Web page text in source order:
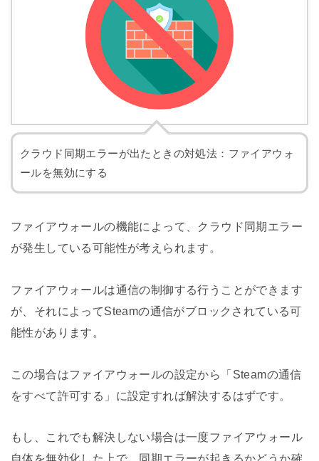
クラウド同期エラーが出たときの対処法：ファイアウォ
ールを無効にする
ファイアウォールの機能によって、クラウド同期エラー
が発生している可能性が考えられます。
ファイアウォールは通信の制御する行うことができます
が、それによってSteamの通信がブロックされている可
能性があります。
この場合はファイアウォールの設定から「Steamの通信
をすべて許可する」に設定すれば解決するはずです。
もし、これでも解決しない場合は一度ファイアウォール